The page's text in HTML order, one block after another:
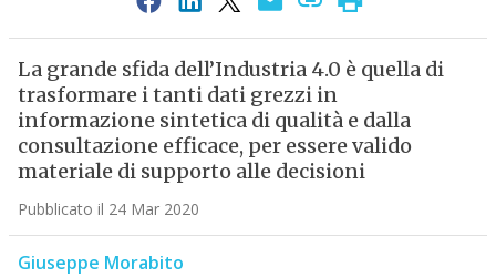
La grande sfida dell’Industria 4.0 è quella di
trasformare i tanti dati grezzi in
informazione sintetica di qualità e dalla
consultazione efficace, per essere valido
materiale di supporto alle decisioni
Pubblicato il 24 Mar 2020
Giuseppe Morabito